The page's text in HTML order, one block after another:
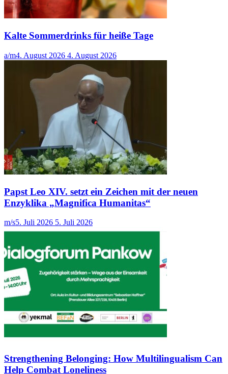
Kalte Sommerdrinks für heiße Tage
a/m4. August 2026 4. August 2026
Papst Leo XIV. setzt ein Zeichen mit der neuen
Enzyklika „Magnifica Humanitas“
m/s5. Juli 2026 5. Juli 2026
Strengthening Belonging: How Multilingualism Can
Help Combat Loneliness